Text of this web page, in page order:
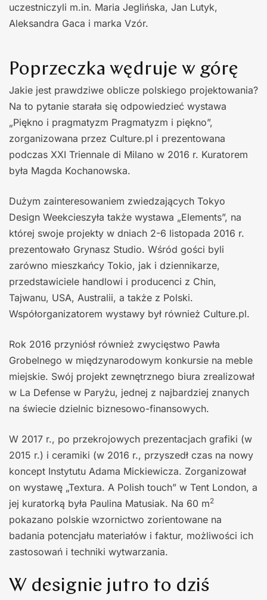
uczestniczyli m.in. Maria Jeglińska, Jan Lutyk,
Aleksandra Gaca i marka Vzór.
Poprzeczka wędruje w górę
Jakie jest prawdziwe oblicze polskiego projektowania?
Na to pytanie starała się odpowiedzieć wystawa
„Piękno i pragmatyzm Pragmatyzm i piękno”,
zorganizowana przez Culture.pl i prezentowana
podczas XXI Triennale di Milano w 2016 r. Kuratorem
była Magda Kochanowska.
Dużym zainteresowaniem zwiedzających Tokyo
Design Weekcieszyła także wystawa „Elements”, na
której swoje projekty w dniach 2-6 listopada 2016 r.
prezentowało Grynasz Studio. Wśród gości byli
zarówno mieszkańcy Tokio, jak i dziennikarze,
przedstawiciele handlowi i producenci z Chin,
Tajwanu, USA, Australii, a także z Polski.
Współorganizatorem wystawy był również Culture.pl.
Rok 2016 przyniósł również zwycięstwo Pawła
Grobelnego w międzynarodowym konkursie na meble
miejskie. Swój projekt zewnętrznego biura zrealizował
w La Defense w Paryżu, jednej z najbardziej znanych
na świecie dzielnic biznesowo-finansowych.
W 2017 r., po przekrojowych prezentacjach grafiki (w
2015 r.) i ceramiki (w 2016 r., przyszedł czas na nowy
koncept Instytutu Adama Mickiewicza. Zorganizował
on wystawę „Textura. A Polish touch” w Tent London, a
jej kuratorką była Paulina Matusiak. Na 60 m2
pokazano polskie wzornictwo zorientowane na
badania potencjału materiałów i faktur, możliwości ich
zastosowań i techniki wytwarzania.
W designie jutro to dziś